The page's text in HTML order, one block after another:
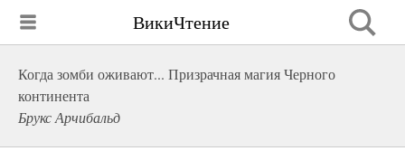
ВикиЧтение
Когда зомби оживают... Призрачная магия Черного
континента
Брукс Арчибальд